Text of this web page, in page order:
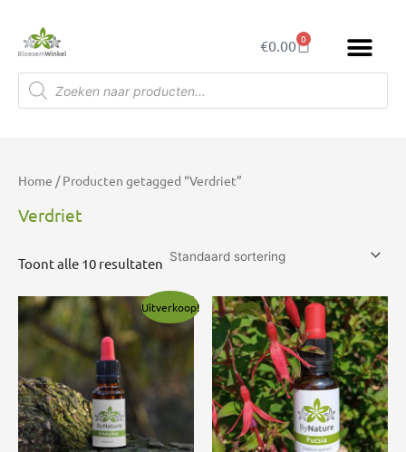
inhoud
€0.00 0
Winkelwagen
Producten
zoeken
Home / Producten getagged “Verdriet”
Verdriet
Toont alle 10 resultaten
Uitverkoop!
Oorspronkelijke
prijs
was:
€14.00.
Huidige
prijs
€7.00.